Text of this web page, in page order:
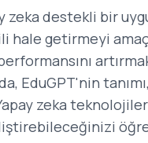
zeka destekli bir
hale getirmeyi
EduGPT'nin
zeka